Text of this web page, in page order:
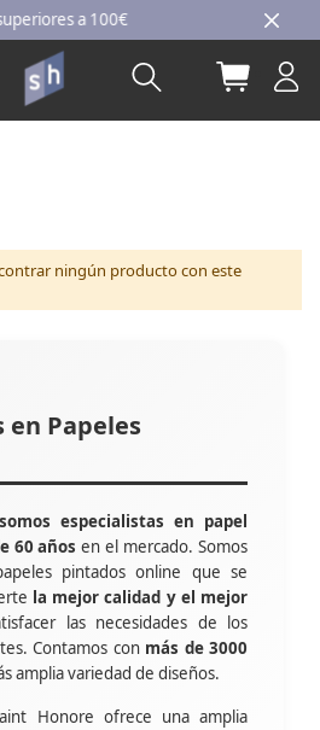
Ir
al
contenido
a 100€
Buscar Mi
ningún producto con este
en Papeles
especialistas en papel
60 años en el mercado. Somos
pintados online que se
la mejor calidad y el mejor
las necesidades de los
Contamos con más de 3000
amplia variedad de diseños.
Honore ofrece una amplia